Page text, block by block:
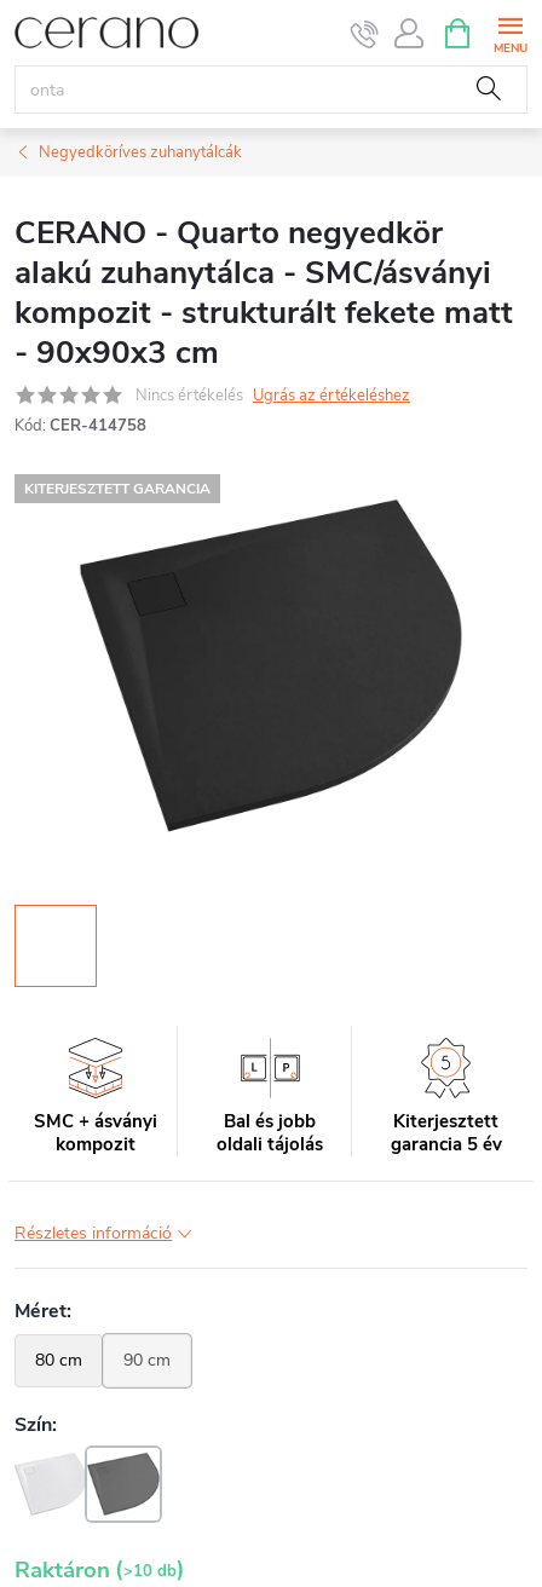
Ugrás
KOSÁR
Negyedköríves zuhanytálcák
CERANO - Quarto negyedkör
alakú zuhanytálca - SMC/ásványi
kompozit - strukturált fekete matt
- 90x90x3 cm
Nincs értékelés Ugrás az értékeléshez
Kód: CER-414758
KITERJESZTETT GARANCIA
SMC + ásványi
kompozit
Bal és jobb
oldali tájolás
Kiterjesztett
garancia 5 év
Részletes információ
Raktáron (>10 db)